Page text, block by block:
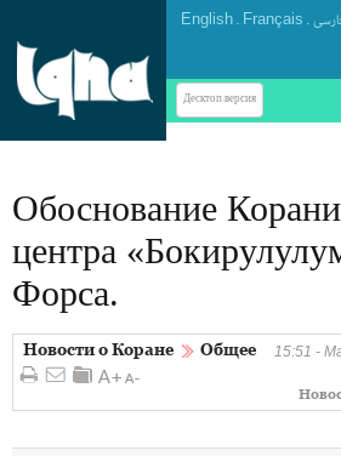
English . Français .
Десктоп-версия
Обоснование
центра
Форса.
Новости о Коране Общее 15:51 -